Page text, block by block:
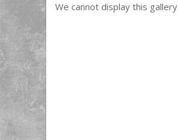
We cannot display this gallery